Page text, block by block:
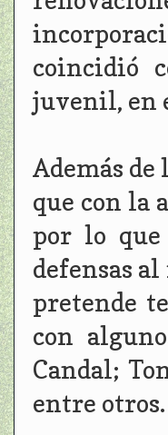
coincidió
juvenil, en
Además de
que con la
por lo
defensas al
pretende
con
Candal;
entre otros.